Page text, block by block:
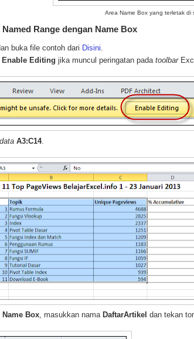
Area Name Box yang terletak di
Range dengan Name Box
buka file contoh dari Disini.
Enable Editing jika muncul peringatan pada toolbar
A3:C14.
Name Box , masukkan nama DaftarArtikel dan tekan